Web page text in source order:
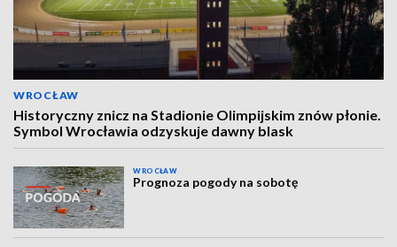
WROCŁAW
Historyczny znicz na Stadionie Olimpijskim znów płonie.
Symbol Wrocławia odzyskuje dawny blask
WROCŁAW
Prognoza pogody na sobotę